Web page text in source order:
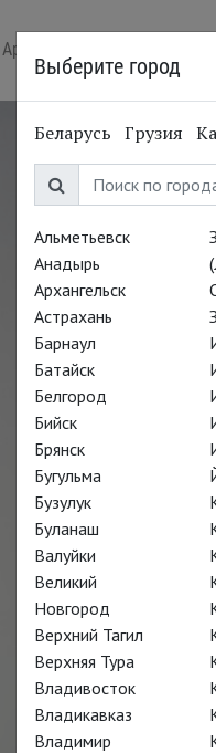
Арт-лекторий в кино
Выберите город
Беларусь Грузия
Альметьевск
Анадырь
Архангельск
Астрахань
Барнаул
Батайск
Белгород
Бийск
Брянск
Бугульма
Бузулук
Буланаш
Валуйки
Великий
Новгород
Верхний Тагил
Верхняя Тура
Владивосток
Владикавказ
Владимир